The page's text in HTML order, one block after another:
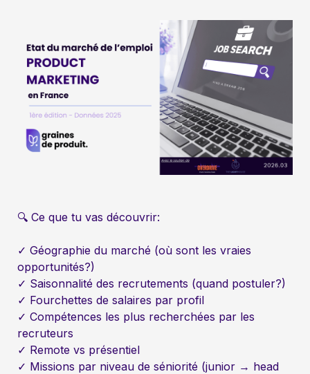
✓ Géographie du marché (où sont les vraies
✓ Compétences les plus recherchées par les
✓ Missions par niveau de séniorité (junior → head